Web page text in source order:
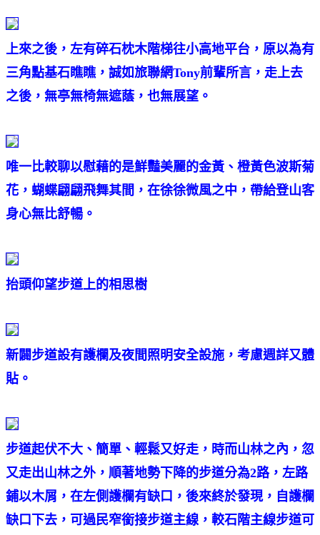
上來之後，左有碎石枕木階梯往小高地平台，原以為有
三角點基石瞧瞧，誠如旅聯網Tony前輩所言，走上去
之後，無亭無椅無遮蔭，也無展望。
唯一比較聊以慰藉的是鮮豔美麗的金黃、橙黃色波斯菊
花，蝴蝶翩翩飛舞其間，在徐徐微風之中，帶給登山客
身心無比舒暢。
抬頭仰望步道上的相思樹
新闢步道設有護欄及夜間照明安全設施，考慮週詳又體
貼。
步道起伏不大、簡單、輕鬆又好走，時而山林之內，忽
又走出山林之外，順著地勢下降的步道分為2路，左路
鋪以木屑，在左側護欄有缺口，後來終於發現，自護欄
缺口下去，可過民窄銜接步道主線，較石階主線步道可